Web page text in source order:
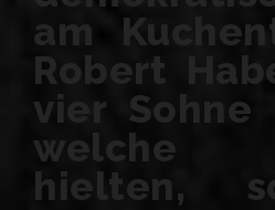
am
Robert
vier
welche
hielten,